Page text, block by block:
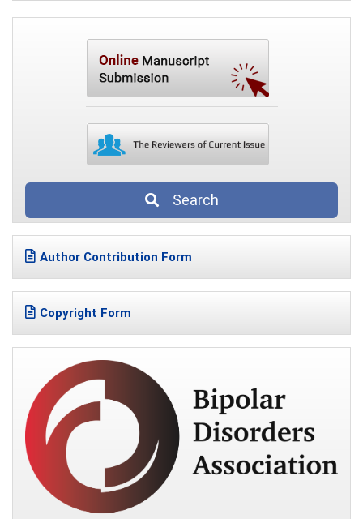
Search
Author Contribution Form
Copyright Form